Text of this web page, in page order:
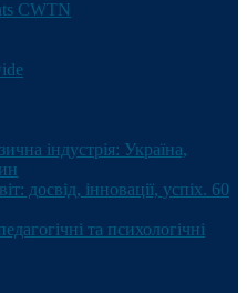
CWTN
індустрія: Україна,
досвід, інновації, успіх. 60
та психологічні